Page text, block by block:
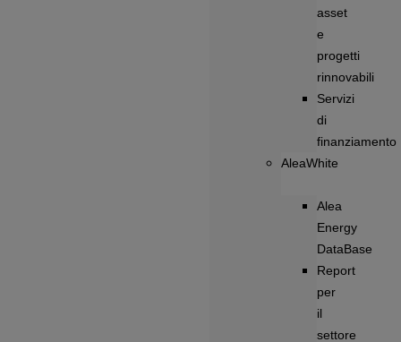
asset
e
progetti
rinnovabili
Servizi
di
finanziamento
AleaWhite
Alea
Energy
DataBase
Report
per
il
settore